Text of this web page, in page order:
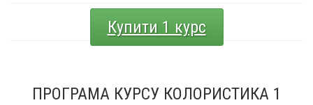
Купити 1 курс
ПРОГРАМА КУРСУ КОЛОРИСТИКА 1